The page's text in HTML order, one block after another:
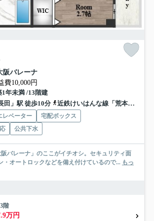
阪バレーナ
費10,000円
年未満 /13階建
田」駅 徒歩10分
近鉄けいはんな線「荒本」駅 徒歩15分
レベーター
宅配ボックス
公共下水
阪バレーナ」のここがイチオシ。セキュリティ面
・オートロックなどを備え付けているので... もっ
階
万円